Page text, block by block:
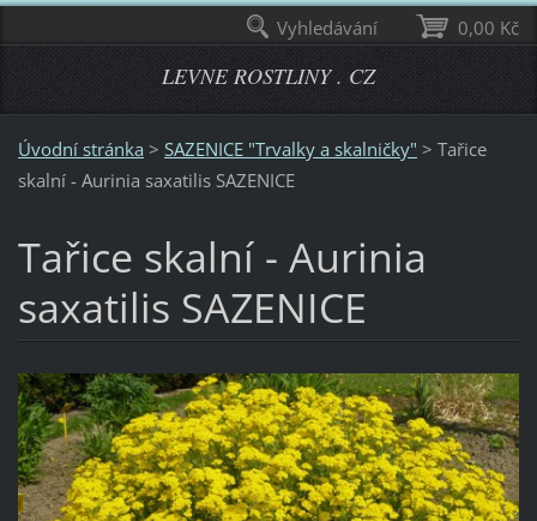
LEVNE ROSTLINY . CZ
Úvodní stránka > SAZENICE "Trvalky a skalničky" > Tařice
skalní - Aurinia saxatilis SAZENICE
Tařice skalní - Aurinia
saxatilis SAZENICE
0,00 Kč
Vyhledávání